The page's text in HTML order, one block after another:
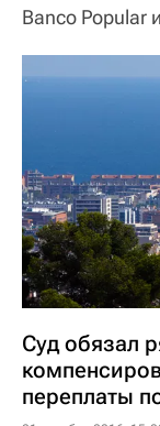
Banco Popular
Суд обязал
переплаты